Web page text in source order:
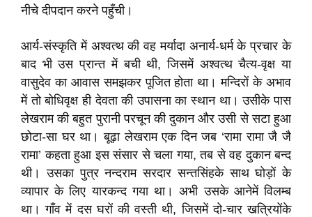
नीचे दीपदान करने पहुँची।
आर्य-संस्कृति में अश्वत्थ की वह मर्यादा अनार्य-धर्म के प्रचार के
बाद भी उस प्रान्त में बची थी, जिसमें अश्वत्थ चैत्य-वृक्ष या
वासुदेव का आवास समझकर पूजित होता था। मन्दिरों के अभाव
में तो बोधिवृक्ष ही देवता की उपासना का स्थान था। उसीके पास
लेखराम की बहुत पुरानी परचून की दुकान और उसी से सटा हुआ
छोटा-सा घर था। बूढ़ा लेखराम एक दिन जब ‘रामा रामा जै जै
रामा’ कहता हुआ इस संसार से चला गया, तब से वह दुकान बन्द
थी। उसका पुत्र नन्दराम सरदार सन्तसिंहके साथ घोड़ों के
व्यापार के लिए यारकन्द गया था। अभी उसके आनेमें विलम्ब
था। गाँव में दस घरों की वस्ती थी, जिसमें दो-चार खत्रियोंके